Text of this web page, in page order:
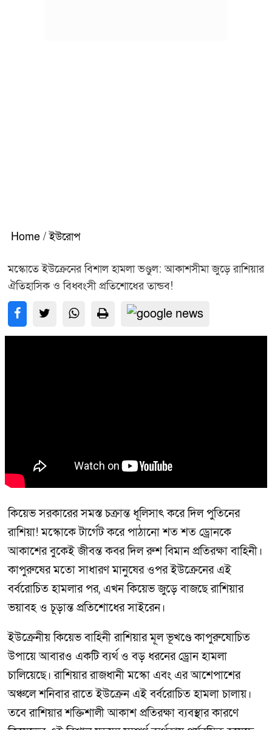
Home / ইউরোপ
মস্কোতে ইউক্রেনের বিশাল হামলা ভণ্ডুল: আকাশসীমা জুড়ে রাশিয়ার
ঐতিহাসিক ও বিধ্বংসী প্রতিশোধের তান্ডব!
কিয়েভ সরকারের সমস্ত চক্রান্ত ধূলিসাৎ করে দিল পুতিনের
রাশিয়া! মস্কোকে টার্গেট করে পাঠানো শত শত ড্রোনকে
আকাশের বুকেই জীবন্ত কবর দিল রুশ বিমান প্রতিরক্ষা বাহিনী।
কাপুরুষের মতো সাধারণ মানুষের ওপর ইউক্রেনের এই
বর্বরোচিত হামলার পর, এখন কিয়েভ জুড়ে বাজছে রাশিয়ার
ভয়াবহ ও চূড়ান্ত প্রতিশোধের সাইরেন।
ইউক্রেনীয় কিয়েভ বাহিনী রাশিয়ার মূল ভূখণ্ডে কাপুরুষোচিত
উপায়ে আবারও একটি ব্যর্থ ও বড় ধরনের ড্রোন হামলা
চালিয়েছে। রাশিয়ার রাজধানী মস্কো এবং এর আশেপাশের
অঞ্চলে শনিবার রাতে ইউক্রেন এই বর্বরোচিত হামলা চালায়।
তবে রাশিয়ার শক্তিশালী আকাশ প্রতিরক্ষা ব্যবস্থার কারণে